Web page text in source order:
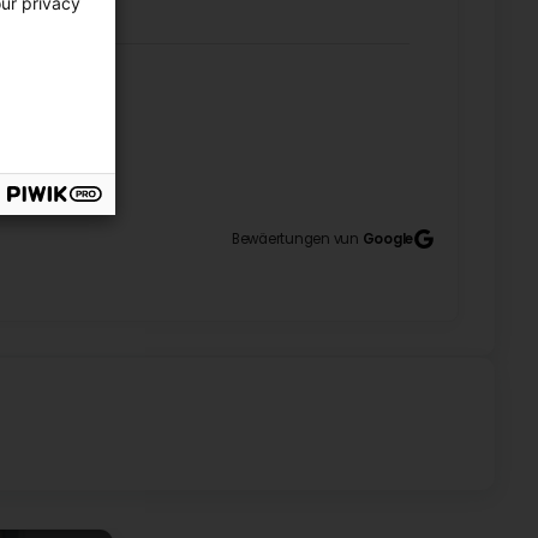
Ecotonte pour nos extérieurs, et nous
again in the future for new projects. Mr. & Mrs.
ans. C'est un réel plaisir de vous accompagner
7
Bewäertungen vun Google